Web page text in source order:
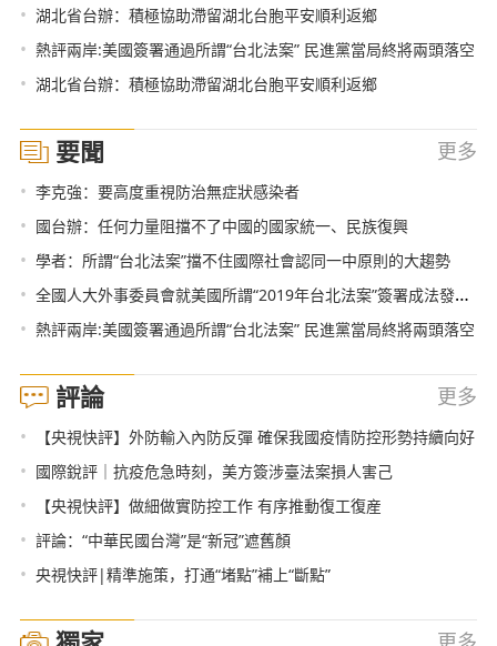
• 湖北省台辦：積極協助滯留湖北台胞平安順利返鄉
• 熱評兩岸:美國簽署通過所謂“台北法案” 民進黨當局終將兩頭落空
• 湖北省台辦：積極協助滯留湖北台胞平安順利返鄉
要聞 更多
• 李克強：要高度重視防治無症狀感染者
• 國台辦：任何力量阻擋不了中國的國家統一、民族復興
• 學者：所謂“台北法案”擋不住國際社會認同一中原則的大趨勢
• 全國人大外事委員會就美國所謂“2019年台北法案”簽署成法發表聲明
• 熱評兩岸:美國簽署通過所謂“台北法案” 民進黨當局終將兩頭落空
評論 更多
• 【央視快評】外防輸入內防反彈 確保我國疫情防控形勢持續向好
• 國際銳評｜抗疫危急時刻，美方簽涉臺法案損人害己
• 【央視快評】做細做實防控工作 有序推動復工復産
• 評論：“中華民國台灣”是“新冠”遮舊顏
• 央視快評|精準施策，打通“堵點”補上“斷點”